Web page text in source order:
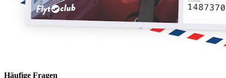
Häufige Fragen